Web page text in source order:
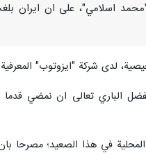
"محمد اسلامي"، على ان
لدى شركة "ايزوتوب" المعرفية
الباري تعالى ان نمضي قدما
المحلية في هذا الصعيد؛